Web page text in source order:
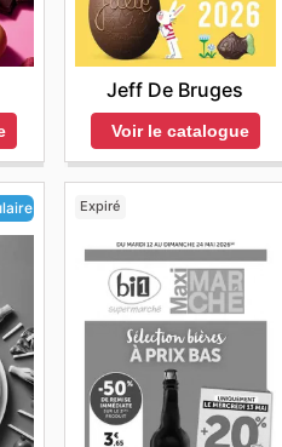
Jeff De Bruges
Voir le catalogue
Expiré